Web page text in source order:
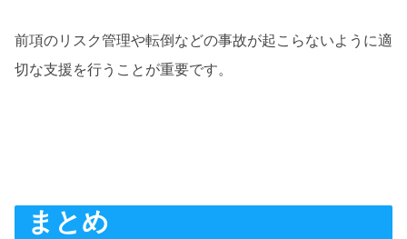
前項のリスク管理や転倒などの事故が起こらないように適
切な支援を行うことが重要です。
まとめ